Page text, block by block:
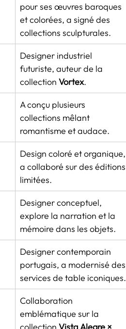
pour ses œuvres baroques
et colorées, a signé des
collections sculpturales.
Designer industriel
futuriste, auteur de la
collection Vortex.
A conçu plusieurs
collections mêlant
romantisme et audace.
Design coloré et organique,
a collaboré sur des éditions
limitées.
Designer conceptuel,
explore la narration et la
mémoire dans les objets.
Designer contemporain
portugais, a modernisé des
services de table iconiques.
Collaboration
emblématique sur la
collection Vista Alegre ×